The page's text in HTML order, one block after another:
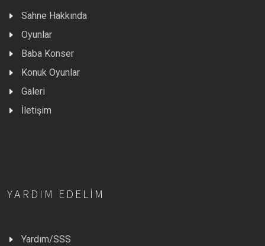
Sahne Hakkında
Oyunlar
Baba Konser
Konuk Oyunlar
Galeri
İletişim
YARDIM EDELIM
Yardım/SSS